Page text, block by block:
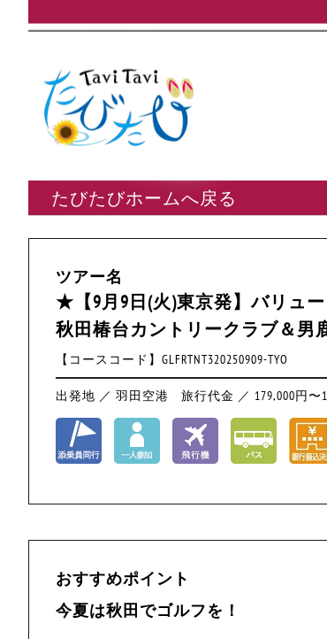
たびたびホームへ戻る
ツアー名
★【9月9日(火)東京発】バリュ
秋田椿台カントリークラブ＆男
【コースコード】GLFRTNT320250909-TYO
出発地 ／ 羽田空港 旅行代金 ／ 179,000円〜
おすすめポイント
今夏は秋田でゴルフを！